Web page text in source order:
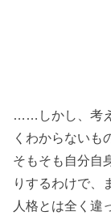
……しかし、考
くわからないも
そもそも自分自
りするわけで、
人格とは全く違